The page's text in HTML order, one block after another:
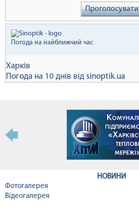
Проголосувати
Погода на найближчий час
Харків
Погода на 10 днів від sinoptik.ua
НОВИНИ
Фотогалерея
Відеогалерея